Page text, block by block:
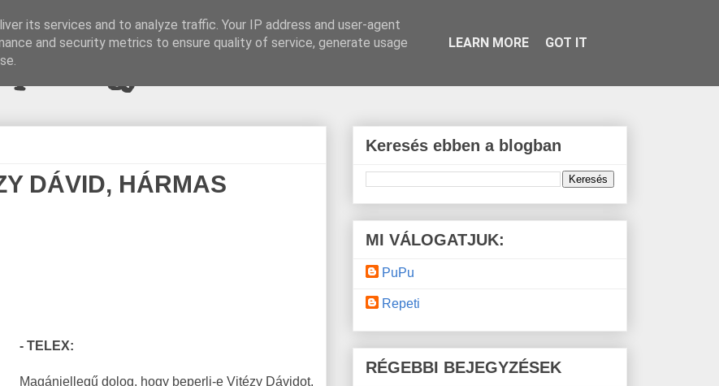
blogjava
DÁVID, HÁRMAS
- TELEX:
Magánjellegű dolog, hogy beperli-e Vitézy Dávidot,
Keresés ebben a blogban
MI VÁLOGATJUK:
PuPu
Repeti
RÉGEBBI BEJEGYZÉSEK
its services and to analyze traffic. Your IP address and user-agent
and security metrics to ensure quality of service, generate usage
LEARN MORE GOT IT